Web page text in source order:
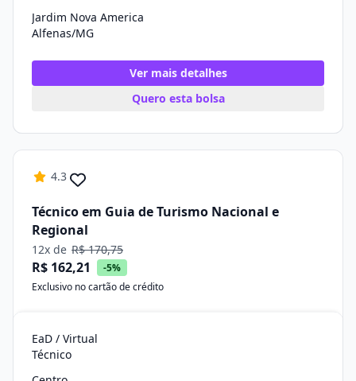
Jardim Nova America
Alfenas/MG
Ver mais detalhes
Quero esta bolsa
4.3
Técnico em Guia de Turismo Nacional e
Regional
12x de R$ 170,75
R$ 162,21
-5%
Exclusivo no cartão de crédito
EaD / Virtual
Técnico